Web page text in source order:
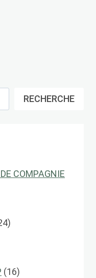
RECHERCHE
COMPAGNIE
24
1616